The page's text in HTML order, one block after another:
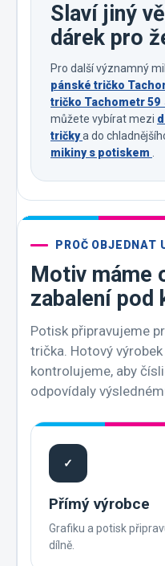
Slaví jiný
dárek pro
Pro další významný
pánské tričko
tričko Tachometr 59
můžete vybírat mezi
tričkya do
mikiny s potiskem .
PROČ OBJEDNAT
Motiv máme
zabalení pod
Potisk připravujeme
trička. Hotový
kontrolujeme, aby
odpovídaly
✓
Přímý výrobce
Grafiku a potisk
dílně.